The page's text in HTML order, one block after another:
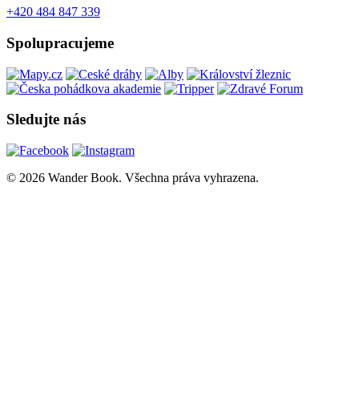
+420 484 847 339
Spolupracujeme
Sledujte nás
© 2026 Wander Book. Všechna práva vyhrazena.